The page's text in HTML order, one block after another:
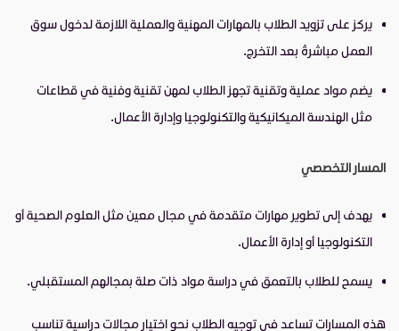
يركز على تزويد الطلاب بالمهارات المهنية والعملية اللازمة لدخول سوق
العمل مباشرةً بعد التخرج.
يضم مواد عملية وتقنية تجهز الطلاب لمهن تقنية وفنية في قطاعات
مثل الهندسة الميكانيكية والتكنولوجيا وإدارة الأعمال.
المسار التخصصي
يهدف إلى تطوير مهارات متقدمة في مجال معين مثل العلوم الصحية أو
التكنولوجيا أو إدارة الأعمال.
يسمح للطلاب بالتعمق في دراسة مواد ذات صلة بمجالهم المستقبلي.
هذه المسارات تساعد في توجيه الطلاب نحو اختيار مجالات دراسية تناسب